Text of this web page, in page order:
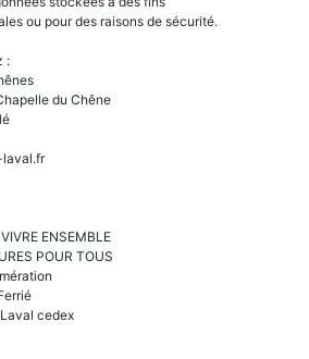
ou pour des raisons de sécurité.
:
du Chêne
laval.fr
ENSEMBLE
POUR TOUS
cedex